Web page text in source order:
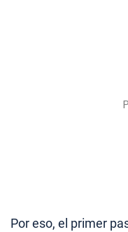
Por eso, el primer